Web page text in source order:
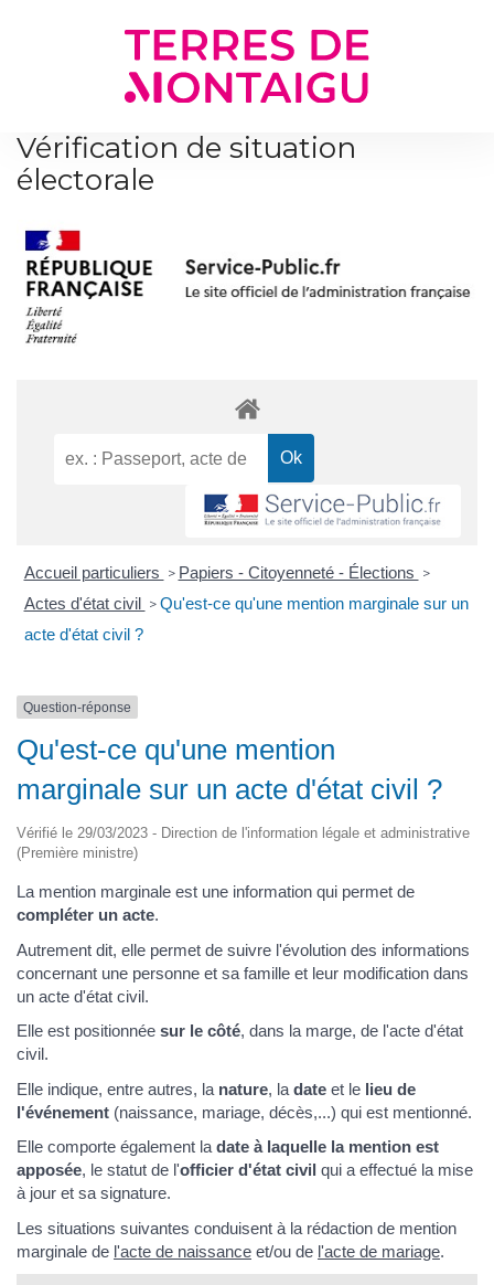
Vérification de situation
électorale
Accueil particuliers > Papiers - Citoyenneté - Élections >
Actes d'état civil > Qu'est-ce qu'une mention marginale sur un
acte d'état civil ?
Question-réponse
Qu'est-ce qu'une mention
marginale sur un acte d'état civil ?
Vérifié le 29/03/2023 - Direction de l'information légale et administrative
(Première ministre)
La mention marginale est une information qui permet de
compléter un acte.
Autrement dit, elle permet de suivre l'évolution des informations
concernant une personne et sa famille et leur modification dans
un acte d'état civil.
Elle est positionnée sur le côté, dans la marge, de l'acte d'état
civil.
Elle indique, entre autres, la nature, la date et le lieu de
l'événement (naissance, mariage, décès,...) qui est mentionné.
Elle comporte également la date à laquelle la mention est
apposée, le statut de l'officier d'état civil qui a effectué la mise
à jour et sa signature.
Les situations suivantes conduisent à la rédaction de mention
marginale de l'acte de naissance et/ou de l'acte de mariage.